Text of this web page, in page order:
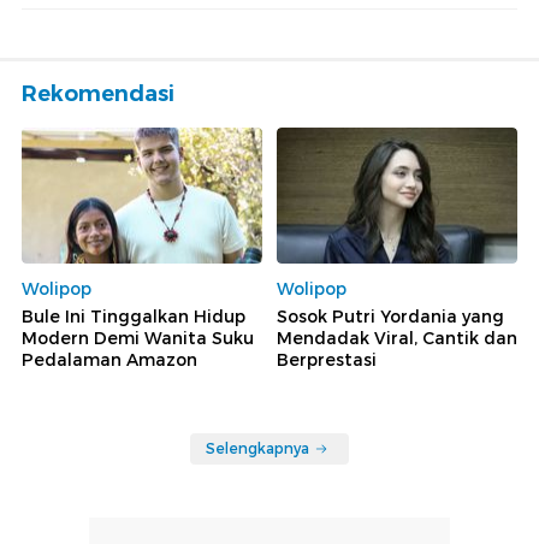
Rekomendasi
Wolipop
Bule Ini Tinggalkan Hidup
Modern Demi Wanita Suku
Pedalaman Amazon
Wolipop
Sosok Putri Yordania yang
Mendadak Viral, Cantik dan
Berprestasi
Selengkapnya